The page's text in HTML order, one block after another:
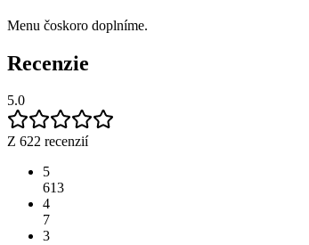
Menu čoskoro doplníme.
Recenzie
5.0
Z 622 recenzií
5
613
4
7
3